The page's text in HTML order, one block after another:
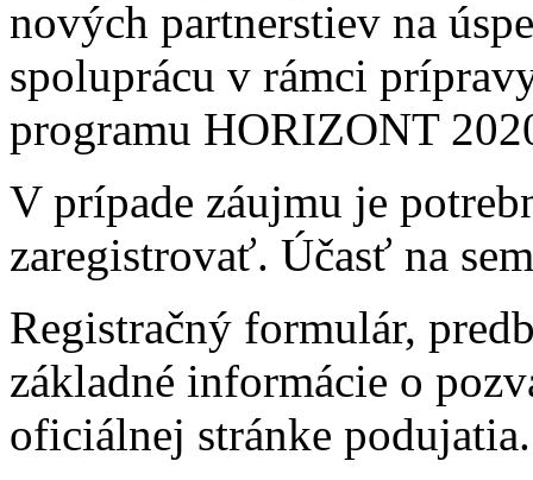
nových partnerstiev na
spoluprácu v rámci
programu HORIZONT
V prípade záujmu je
zaregistrovať. Účasť na
Registračný formulár,
základné informácie o
oficiálnej stránke